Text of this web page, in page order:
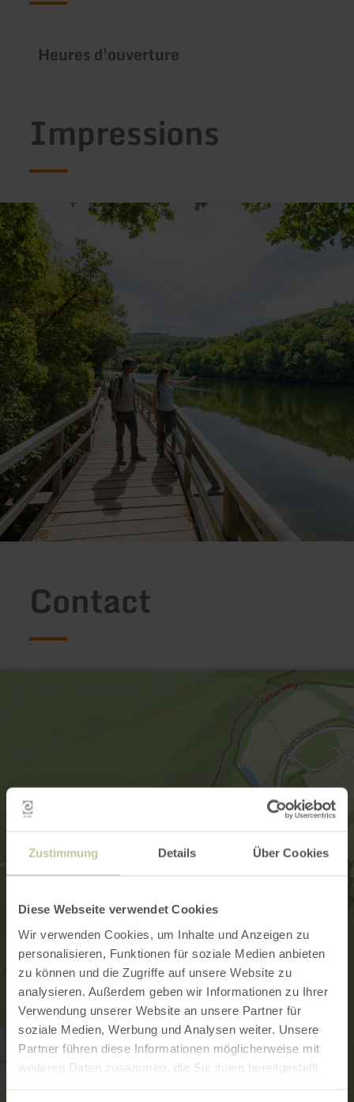
Zustimmung Details Über Cookies
Diese Webseite verwendet Cookies
Wir verwenden Cookies, um Inhalte und Anzeigen zu
personalisieren, Funktionen für soziale Medien anbieten
zu können und die Zugriffe auf unsere Website zu
analysieren. Außerdem geben wir Informationen zu Ihrer
Verwendung unserer Website an unsere Partner für
soziale Medien, Werbung und Analysen weiter. Unsere
Partner führen diese Informationen möglicherweise mit
weiteren Daten zusammen, die Sie ihnen bereitgestellt
Heures d'ouverture
Impressions
Contact